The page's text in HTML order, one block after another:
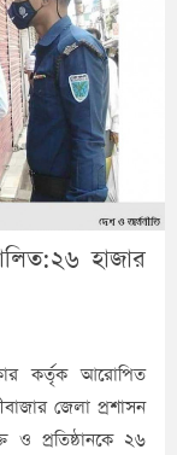
হাজার
কর্তৃক আরোপিত
জেলা প্রশাসন
ও প্রতিষ্ঠানকে ২৬